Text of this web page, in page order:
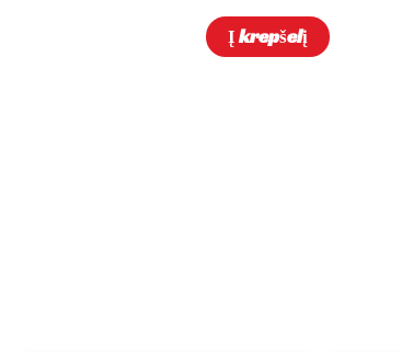
21
Į krepšelį